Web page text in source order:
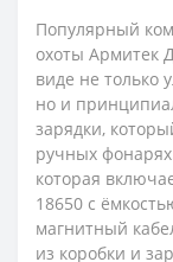
Популярный
охоты Армитек
виде не только
но и
зарядки,
ручных
которая
18650 с
магнитный
из коробки и